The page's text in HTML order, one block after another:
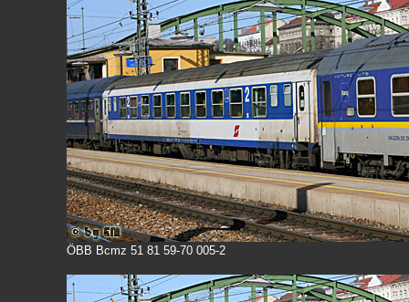
ÖBB Bcmz 51 81 59-70 005-2